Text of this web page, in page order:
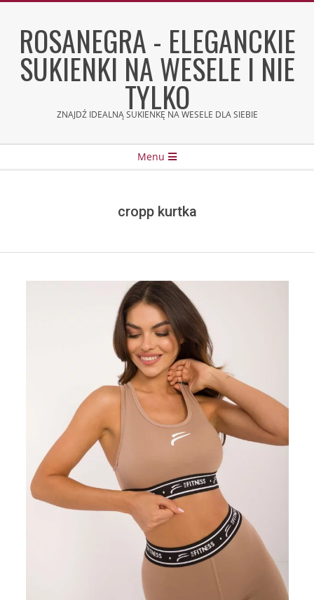
contentROSANEGRA - ELEGANCKIE
SUKIENKI NA WESELE I NIE
TYLKO
ZNAJDŹ IDEALNĄ SUKIENKĘ NA WESELE DLA SIEBIE
Menu
cropp kurtka